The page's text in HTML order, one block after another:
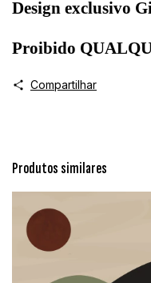
Design exclusivo
Proibido
Compartilhar
Produtos similares